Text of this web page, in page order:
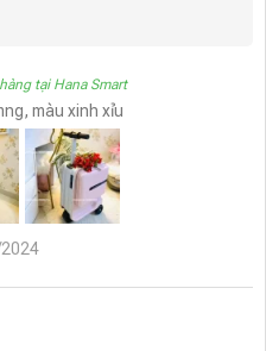
tại Hana Smart
màu xinh xỉu